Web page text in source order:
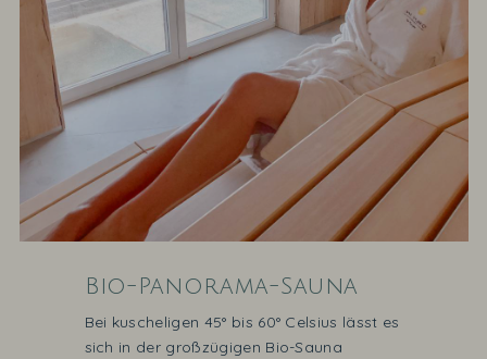
Bio-Panorama-Sauna
Bei kuscheligen 45° bis 60° Celsius lässt es
sich in der großzügigen Bio-Sauna